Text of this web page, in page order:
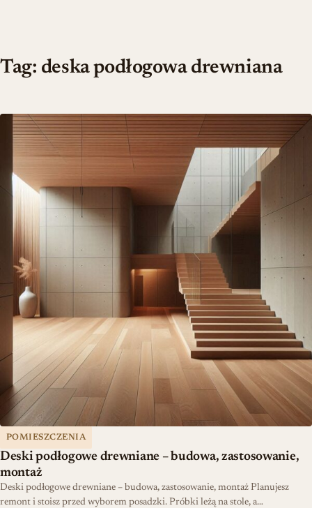
Tag: deska podłogowa drewniana
POMIESZCZENIA
Deski podłogowe drewniane – budowa, zastosowanie,
montaż
Deski podłogowe drewniane – budowa, zastosowanie, montaż Planujesz
remont i stoisz przed wyborem posadzki. Próbki leżą na stole, a…
Deski podłogowe drewniane – budowa, zastosowanie, montaż